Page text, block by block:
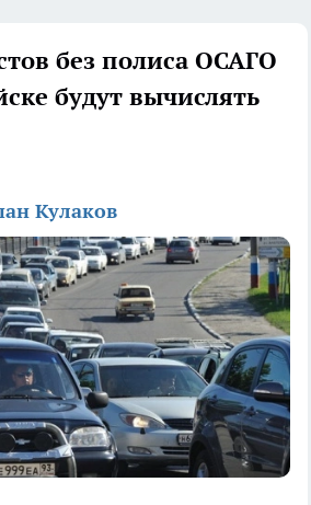
без полиса ОСАГО
будут вычислять
Кулаков